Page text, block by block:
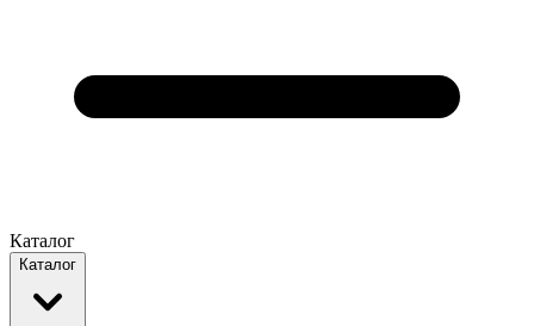
Каталог
Каталог